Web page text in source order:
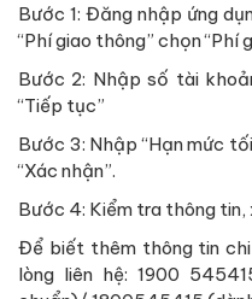
Bước 1: Đăng nhập ứng
“Phí giao thông” chọn “Phí
Bước 2: Nhập số tài
“Tiếp tục”
Bước 3: Nhập “Hạn mức
“Xác nhận”.
Bước 4: Kiểm tra thông
Để biết thêm thông tin
lòng liên hệ: 1900